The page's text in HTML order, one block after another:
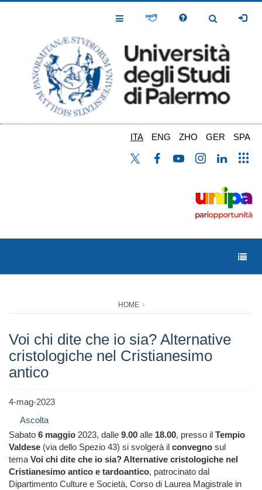
Toggle
Toggle
ITA ENG ZHO GER SPA
HOME
Voi chi dite che io sia? Alternative
cristologiche nel Cristianesimo
antico
4-mag-2023
Ascolta
Sabato 6 maggio 2023, dalle 9.00 alle 18.00, presso il Tempio
Valdese (via dello Spezio 43) si svolgerà il convegno sul
temaVoi chi dite che io sia? Alternative cristologiche nel
Cristianesimo antico e tardoantico, patrocinato dal
Dipartimento Culture e Società, Corso di Laurea Magistrale in